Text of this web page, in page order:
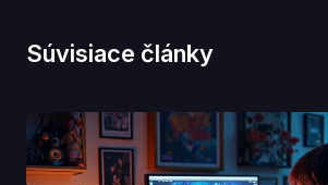
Súvisiace články